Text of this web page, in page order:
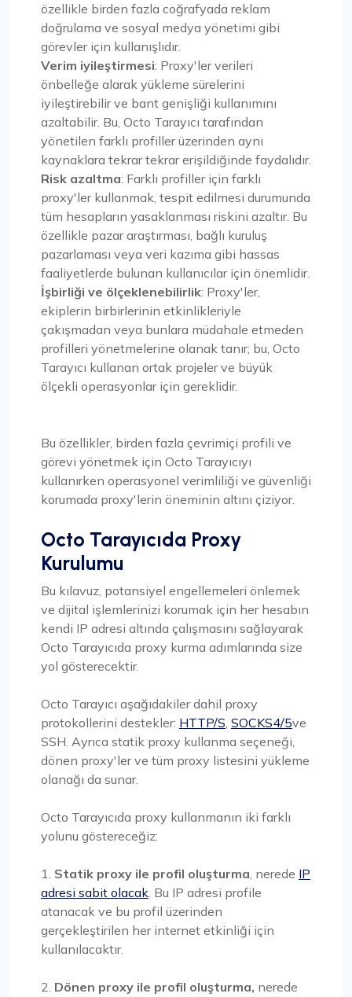
özellikle birden fazla coğrafyada reklam
doğrulama ve sosyal medya yönetimi gibi
görevler için kullanışlıdır.
Verim iyileştirmesi: Proxy'ler verileri
önbelleğe alarak yükleme sürelerini
iyileştirebilir ve bant genişliği kullanımını
azaltabilir. Bu, Octo Tarayıcı tarafından
yönetilen farklı profiller üzerinden aynı
kaynaklara tekrar tekrar erişildiğinde faydalıdır.
Risk azaltma: Farklı profiller için farklı
proxy'ler kullanmak, tespit edilmesi durumunda
tüm hesapların yasaklanması riskini azaltır. Bu
özellikle pazar araştırması, bağlı kuruluş
pazarlaması veya veri kazıma gibi hassas
faaliyetlerde bulunan kullanıcılar için önemlidir.
İşbirliği ve ölçeklenebilirlik: Proxy'ler,
ekiplerin birbirlerinin etkinlikleriyle
çakışmadan veya bunlara müdahale etmeden
profilleri yönetmelerine olanak tanır; bu, Octo
Tarayıcı kullanan ortak projeler ve büyük
ölçekli operasyonlar için gereklidir.
Bu özellikler, birden fazla çevrimiçi profili ve
görevi yönetmek için Octo Tarayıcıyı
kullanırken operasyonel verimliliği ve güvenliği
korumada proxy'lerin öneminin altını çiziyor.
Octo Tarayıcıda Proxy
Kurulumu
Bu kılavuz, potansiyel engellemeleri önlemek
ve dijital işlemlerinizi korumak için her hesabın
kendi IP adresi altında çalışmasını sağlayarak
Octo Tarayıcıda proxy kurma adımlarında size
yol gösterecektir.
Octo Tarayıcı aşağıdakiler dahil proxy
protokollerini destekler: HTTP/S, SOCKS4/5ve
SSH. Ayrıca statik proxy kullanma seçeneği,
dönen proxy'ler ve tüm proxy listesini yükleme
olanağı da sunar.
Octo Tarayıcıda proxy kullanmanın iki farklı
yolunu göstereceğiz:
1. Statik proxy ile profil oluşturma, nerede IP
adresi sabit olacak. Bu IP adresi profile
atanacak ve bu profil üzerinden
gerçekleştirilen her internet etkinliği için
kullanılacaktır.
2. Dönen proxy ile profil oluşturma, nerede